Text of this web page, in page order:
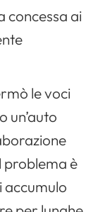
concessa ai
le voci
un’auto
problema è